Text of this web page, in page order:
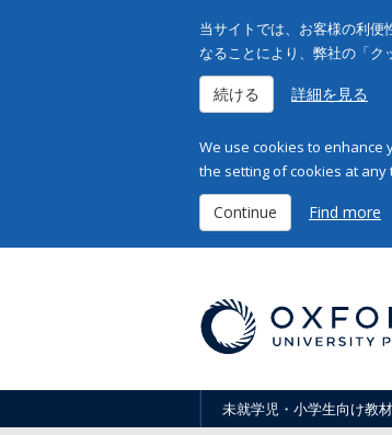
当サイトでは、お客様の利
なることにより、弊社の「ク
続ける 詳細を見る
We use cookies to enhance
the setting of cookies at any
Continue Find more
未就学児・小学生向け教材